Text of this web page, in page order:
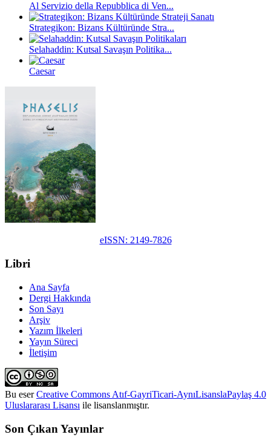
Al Servizio della Repubblica di Ven...
Strategikon: Bizans Kültüründe Stra...
Selahaddin: Kutsal Savaşın Politika...
Caesar
eISSN: 2149-7826
Libri
Ana Sayfa
Dergi Hakkında
Son Sayı
Arşiv
Yazım İlkeleri
Yayın Süreci
İletişim
Bu eserCreative Commons Atıf-GayriTicari-AynıLisanslaPaylaş 4.0
Uluslararası Lisansı ile lisanslanmıştır.
Son Çıkan Yayınlar